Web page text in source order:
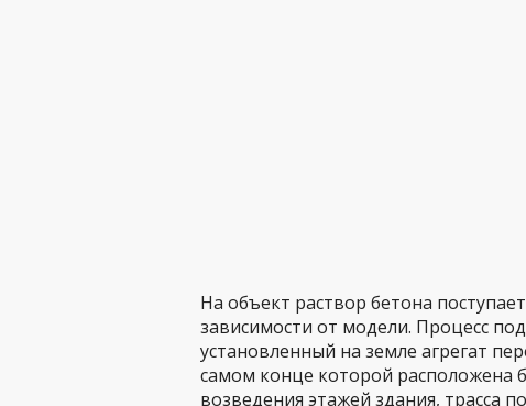
На объект раствор бетона
зависимости от модели. Процесс
установленный на земле агрегат
самом конце которой расположена
возведения этажей здания, трасса